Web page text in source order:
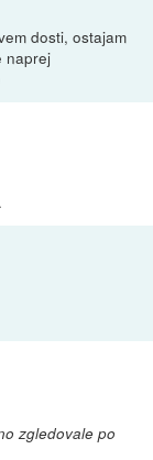
dosti, ostajam
naprej
.
zgledovale po